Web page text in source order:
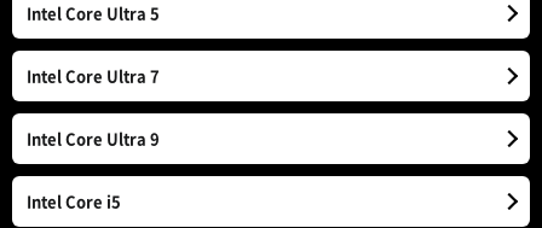
Intel Core Ultra 5
Intel Core Ultra 7
Intel Core Ultra 9
Intel Core i5